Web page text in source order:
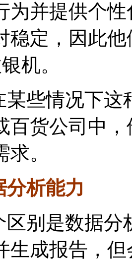
为并提供个
稳定，因此
机。
某些情况下
百货公司中
。
分析能力
区别是数据分
生成报告，